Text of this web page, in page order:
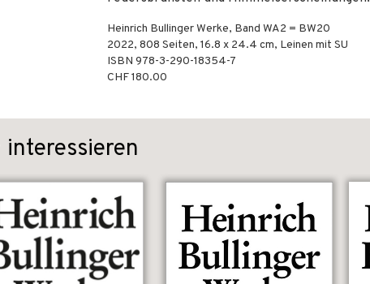
Heinrich Bullinger Werke, Band WA2 = BW20
2022, 808 Seiten, 16.8 x 24.4 cm, Leinen mit SU
ISBN 978-3-290-18354-7
CHF 180.00
interessieren